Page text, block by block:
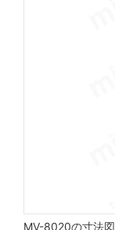
MV-8020の寸法図